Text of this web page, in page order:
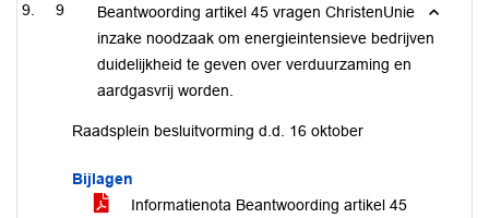
9
Beantwoording artikel 45 vragen ChristenUnie
inzake noodzaak om energieintensieve bedrijven
duidelijkheid te geven over verduurzaming en
aardgasvrij worden.
Raadsplein besluitvorming d.d. 16 oktober
Bijlagen
Informatienota Beantwoording artikel 45